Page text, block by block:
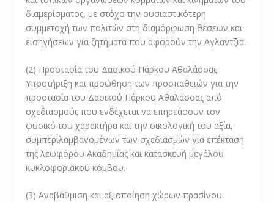
διαμερίσματος, με στόχο την ουσιαστικότερη
συμμετοχή των πολιτών στη διαμόρφωση θέσεων και
εισηγήσεων για ζητήματα που αφορούν την Αγλαντζιά.
(2) Προστασία του Δασικού Πάρκου Αθαλάσσας
Υποστήριξη και προώθηση των προσπαθειών για την
προστασία του Δασικού Πάρκου Αθαλάσσας από
σχεδιασμούς που ενδέχεται να επηρεάσουν τον
φυσικό του χαρακτήρα και την οικολογική του αξία,
συμπεριλαμβανομένων των σχεδιασμών για επέκταση
της λεωφόρου Ακαδημίας και κατασκευή μεγάλου
κυκλοφοριακού κόμβου.
(3) Αναβάθμιση και αξιοποίηση χώρων πρασίνου